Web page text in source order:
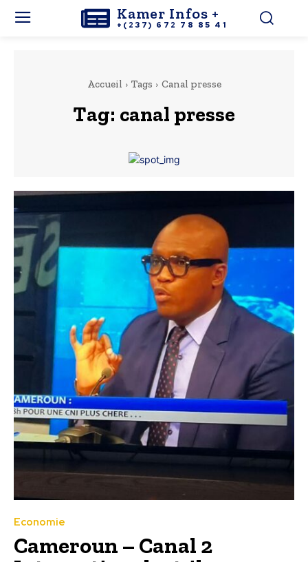
Kamer Infos +
+(237) 672 78 85 41
Accueil Tags Canal presse
Tag: canal presse
Economie
Cameroun – Canal 2